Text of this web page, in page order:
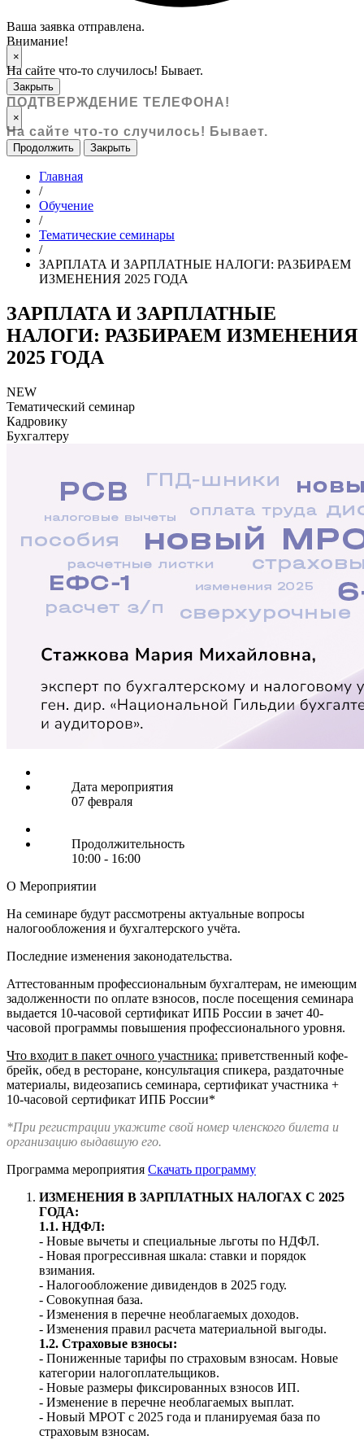
Ваша заявка отправлена.
Внимание!
×
На сайте что-то случилось! Бывает.
Закрыть
ПОДТВЕРЖДЕНИЕ ТЕЛЕФОНА!
×
На сайте что-то случилось! Бывает.
Продолжить Закрыть
Главная
/
Обучение
/
Тематические семинары
/
ЗАРПЛАТА И ЗАРПЛАТНЫЕ НАЛОГИ: РАЗБИРАЕМ
ИЗМЕНЕНИЯ 2025 ГОДА
ЗАРПЛАТА И ЗАРПЛАТНЫЕ
НАЛОГИ: РАЗБИРАЕМ ИЗМЕНЕНИЯ
2025 ГОДА
NEW
Тематический семинар
Кадровику
Бухгалтеру
Дата мероприятия
07 февраля
Продолжительность
10:00 - 16:00
О Мероприятии
На семинаре будут рассмотрены актуальные вопросы
налогообложения и бухгалтерского учёта.
Последние изменения законодательства.
Аттестованным профессиональным бухгалтерам, не имеющим
задолженности по оплате взносов, после посещения семинара
выдается 10-часовой сертификат ИПБ России в зачет 40-
часовой программы повышения профессионального уровня.
Что входит в пакет очного участника: приветственный кофе-
брейк, обед в ресторане, консультация спикера, раздаточные
материалы, видеозапись семинара, сертификат участника +
10-часовой сертификат ИПБ России*
*При регистрации укажите свой номер членского билета и
организацию выдавшую его.
Программа мероприятия Скачать программу
ИЗМЕНЕНИЯ В ЗАРПЛАТНЫХ НАЛОГАХ С 2025
ГОДА:
1.1. НДФЛ:
- Новые вычеты и специальные льготы по НДФЛ.
- Новая прогрессивная шкала: ставки и порядок
взимания.
- Налогообложение дивидендов в 2025 году.
- Совокупная база.
- Изменения в перечне необлагаемых доходов.
- Изменения правил расчета материальной выгоды.
1.2. Страховые взносы:
- Пониженные тарифы по страховым взносам. Новые
категории налогоплательщиков.
- Новые размеры фиксированных взносов ИП.
- Изменение в перечне необлагаемых выплат.
- Новый МРОТ с 2025 года и планируемая база по
страховым взносам.